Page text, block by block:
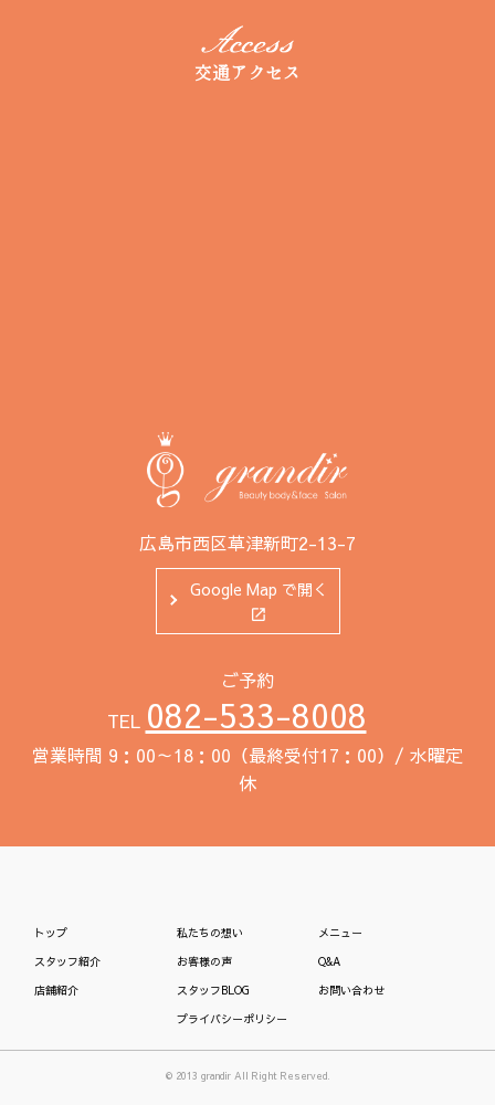
交通アクセス
広島市西区草津新町2-13-7
Google Map で開く
ご予約
TEL 082-533-8008
営業時間 9：00～18：00（最終受付17：00）/ 水曜定
休
トップ 私たちの想い
メニュー
スタッフ紹介
お客様の声
Q&A
店舗紹介
スタッフBLOG
お問い合わせ
プライバシーポリシー
© 2013 grandir All Right Reserved.